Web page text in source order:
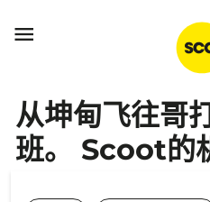

从坤甸飞往哥
班。 Scoot的